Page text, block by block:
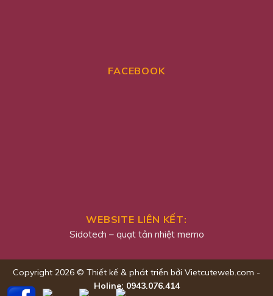
FACEBOOK
WEBSITE LIÊN KẾT:
Sidotech – quạt tản nhiệt memo
Copyright 2026 © Thiết kế & phát triển bởi Vietcuteweb.com -
Holine: 0943.076.414